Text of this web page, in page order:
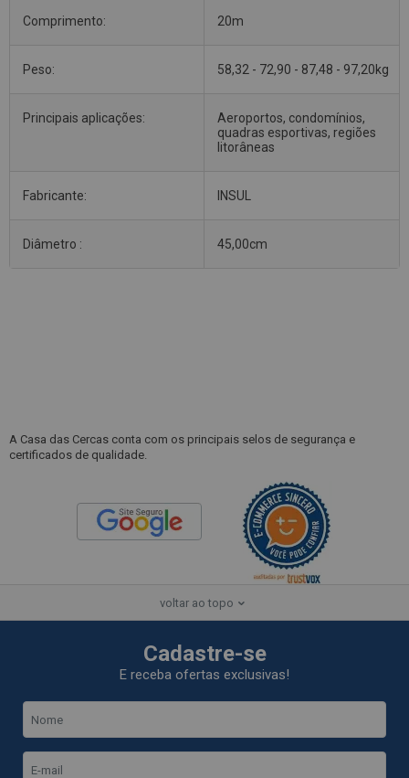
Comprimento: 20m
Peso: 58,32 - 72,90 - 87,48 - 97,20kg
Principais aplicações:
Aeroportos, condomínios,
quadras esportivas, regiões
litorâneas
Fabricante: INSUL
Diâmetro : 45,00cm
A Casa das Cercas conta com os principais selos de segurança e
certificados de qualidade.
voltar ao topo
Cadastre-se
E receba ofertas exclusivas!